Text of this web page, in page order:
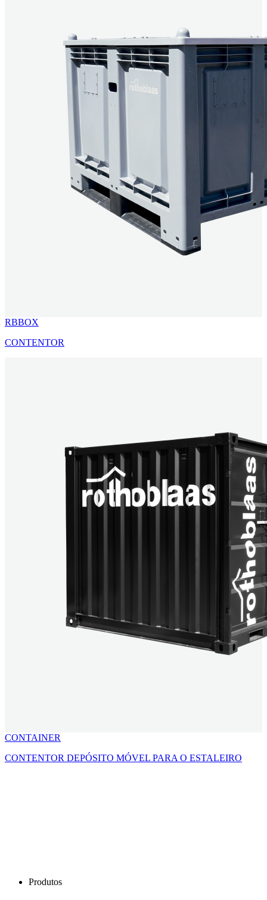
RBBOX
CONTENTOR
CONTAINER
CONTENTOR DEPÓSITO MÓVEL PARA O ESTALEIRO
Produtos